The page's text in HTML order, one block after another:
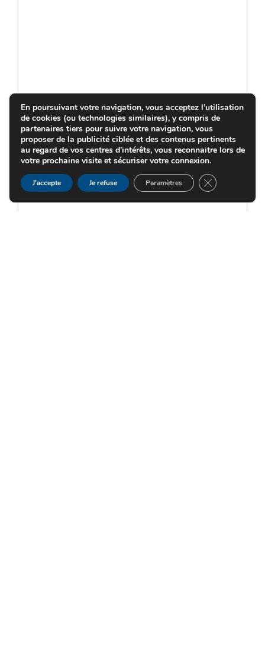
En poursuivant votre navigation, vous acceptez l'utilisation
de cookies (ou technologies similaires), y compris de
partenaires tiers pour suivre votre navigation, vous
proposer de la publicité ciblée et des contenus pertinents
au regard de vos centres d'intérêts, vous reconnaitre lors de
votre prochaine visite et sécuriser votre connexion.
J'accepte Je refuse Paramètres FERMER LA